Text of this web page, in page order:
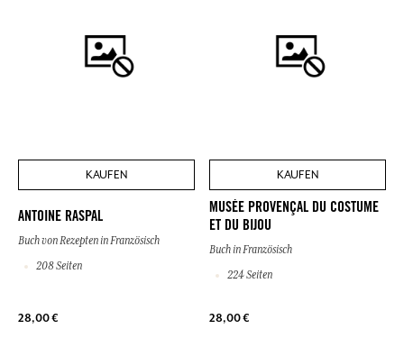
KAUFEN
ANTOINE RASPAL
Buch von Rezepten in Französisch
208 Seiten
28,00 €
KAUFEN
MUSÉE PROVENÇAL DU COSTUME
ET DU BIJOU
Buch in Französisch
224 Seiten
28,00 €